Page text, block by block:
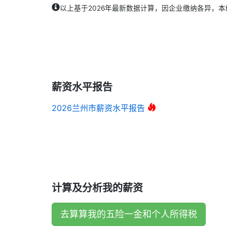
以上基于2026年最新数据计算，因企业缴纳各异，本
薪资水平报告
2026兰州市薪资水平报告
计算及分析我的薪资
去算算我的五险一金和个人所得税